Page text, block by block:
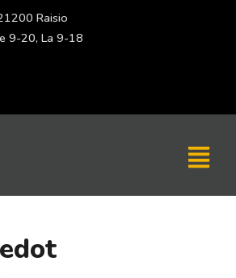
Raisio
9-20, La 9-18
Menu